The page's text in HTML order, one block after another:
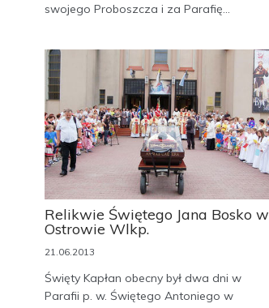
swojego Proboszcza i za Parafię...
Relikwie Świętego Jana Bosko w
Ostrowie Wlkp.
21.06.2013
Święty Kapłan obecny był dwa dni w
Parafii p. w. Świętego Antoniego w